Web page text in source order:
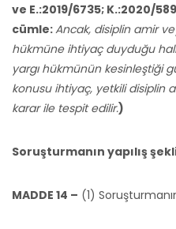
ve E.:2019/6735; K.:2020/
cümle:Ancak, disiplin amir
hükmüne ihtiyaç duyduğu
yargı hükmünün kesinleştiği
konusu ihtiyaç, yetkili disiplin
karar ile tespit edilir.)
Soruşturmanın yapılış
MADDE 14 – (1)